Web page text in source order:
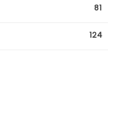
81
124